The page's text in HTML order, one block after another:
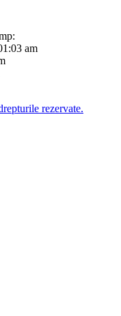
am
rezervate.